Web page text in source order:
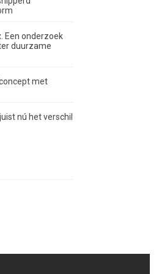
Een onderzoek
duurzame
met
nú het verschil